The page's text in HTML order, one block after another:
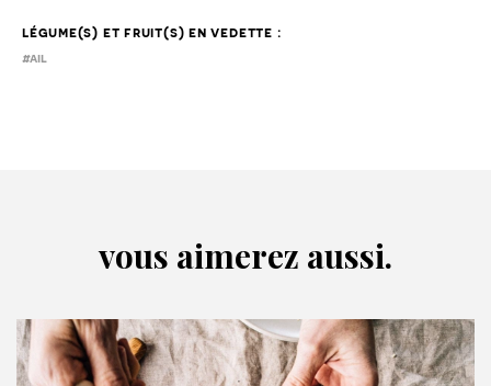
légume(s) et fruit(s) en vedette :
#ail
vous aimerez aussi.